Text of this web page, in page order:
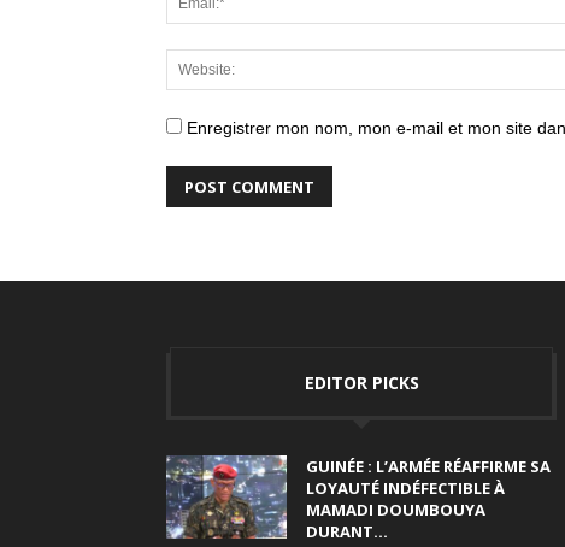
Enregistrer mon nom, mon e-mail et mon site
EDITOR PICKS
GUINÉE : L’ARMÉE RÉAFFIRME SA
LOYAUTÉ INDÉFECTIBLE À
MAMADI DOUMBOUYA
DURANT...